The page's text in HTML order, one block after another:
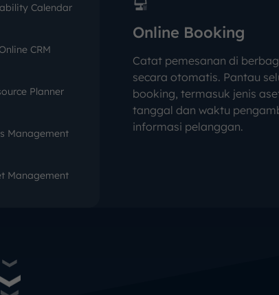
Calendar
CRM
Planner
Management
Management
Online Booking
Catat pemesanan di
secara otomatis. Pantau
booking, termasuk jenis
tanggal dan waktu
informasi pelanggan.